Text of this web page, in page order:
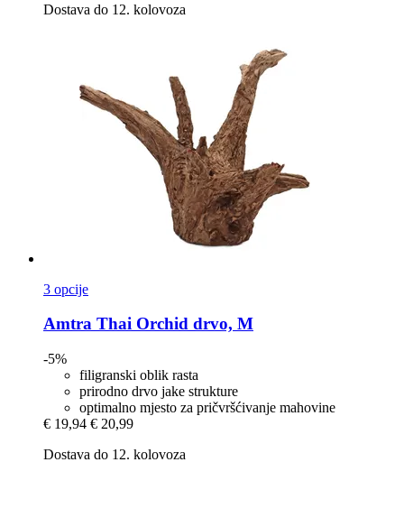
Dostava do 12. kolovoza
3 opcije
Amtra Thai Orchid drvo, M
-5%
filigranski oblik rasta
prirodno drvo jake strukture
optimalno mjesto za pričvršćivanje mahovine
€ 19,94 € 20,99
Dostava do 12. kolovoza